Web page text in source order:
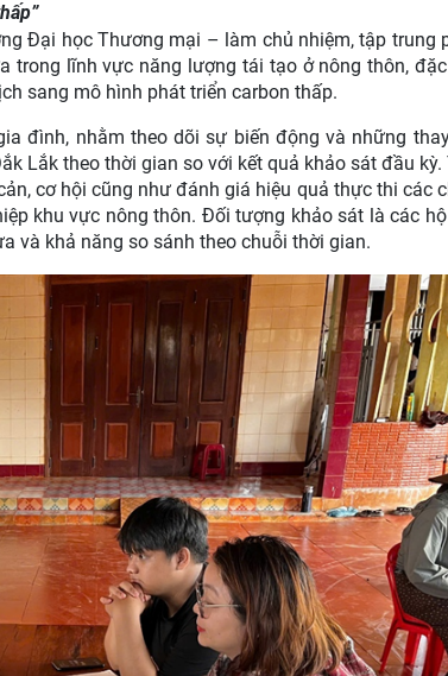
Đại học Thương mại – làm chủ nhiệm, tập trung
trong lĩnh vực năng lượng tái tạo ở nông thôn,
sang mô hình phát triển carbon thấp.
đình, nhằm theo dõi sự biến động và những
Lắk theo thời gian so với kết quả khảo sát đầu kỳ.
cơ hội cũng như đánh giá hiệu quả thực thi các
khu vực nông thôn. Đối tượng khảo sát là các
và khả năng so sánh theo chuỗi thời gian.